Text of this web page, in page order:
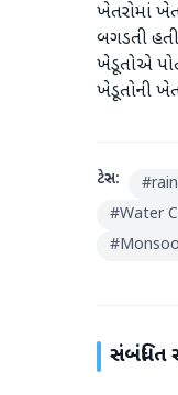
ખેતરોમાં
બગડતી
ખેડૂતોએ
ખેડૂતોની
ટેગ્સ: #
#Water
#
સંબંધિત